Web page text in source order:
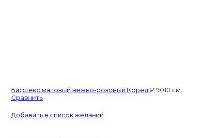
Бифлекс матовый нежно-розовый Корея ₽ 9010 см
Сравнить
Добавить в список желаний